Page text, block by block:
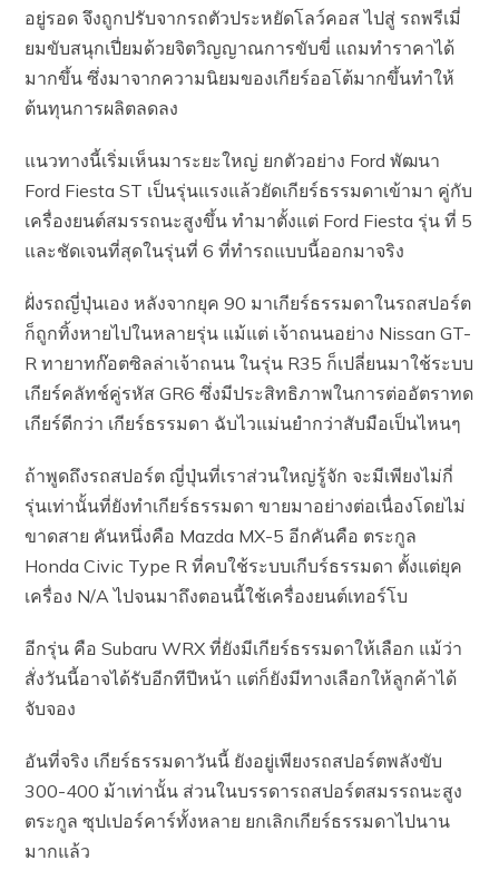
อยู่รอด จึงถูกปรับจากรถตัวประหยัดโลว์คอส ไปสู่ รถพรีเมี่
ยมขับสนุกเปี่ยมด้วยจิตวิญญาณการขับขี่ แถมทำราคาได้
มากขึ้น ซึ่งมาจากความนิยมของเกียร์ออโต้มากขึ้นทำให้
ต้นทุนการผลิตลดลง
แนวทางนี้เริ่มเห็นมาระยะใหญ่ ยกตัวอย่าง Ford พัฒนา
Ford Fiesta ST เป็นรุ่นแรงแล้วยัดเกียร์ธรรมดาเข้ามา คู่กับ
เครื่องยนต์สมรรถนะสูงขึ้น ทำมาตั้งแต่ Ford Fiesta รุ่น ที่ 5
และชัดเจนที่สุดในรุ่นที่ 6 ที่ทำรถแบบนี้ออกมาจริง
ฝั่งรถญี่ปุ่นเอง หลังจากยุค 90 มาเกียร์ธรรมดาในรถสปอร์ต
ก็ถูกทิ้งหายไปในหลายรุ่น แม้แต่ เจ้าถนนอย่าง Nissan GT-
R ทายาทก๊อตซิลล่าเจ้าถนน ในรุ่น R35 ก็เปลี่ยนมาใช้ระบบ
เกียร์คลัทช์คู่รหัส GR6 ซึ่งมีประสิทธิภาพในการต่ออัตราทด
เกียร์ดีกว่า เกียร์ธรรมดา ฉับไวแม่นยำกว่าสับมือเป็นไหนๆ
ถ้าพูดถึงรถสปอร์ต ญี่ปุ่นที่เราส่วนใหญ่รู้จัก จะมีเพียงไม่กี่
รุ่นเท่านั้นที่ยังทำเกียร์ธรรมดา ขายมาอย่างต่อเนื่องโดยไม่
ขาดสาย คันหนึ่งคือ Mazda MX-5 อีกคันคือ ตระกูล
Honda Civic Type R ที่คบใช้ระบบเกีบร์ธรรมดา ตั้งแต่ยุค
เครื่อง N/A ไปจนมาถึงตอนนี้ใช้เครื่องยนต์เทอร์โบ
อีกรุ่น คือ Subaru WRX ที่ยังมีเกียร์ธรรมดาให้เลือก แม้ว่า
สั่งวันนี้อาจได้รับอีกทีปีหน้า แต่ก็ยังมีทางเลือกให้ลูกค้าได้
จับจอง
อันที่จริง เกียร์ธรรมดาวันนี้ ยังอยู่เพียงรถสปอร์ตพลังขับ
300-400 ม้าเท่านั้น ส่วนในบรรดารถสปอร์ตสมรรถนะสูง
ตระกูล ซุปเปอร์คาร์ทั้งหลาย ยกเลิกเกียร์ธรรมดาไปนาน
มากแล้ว